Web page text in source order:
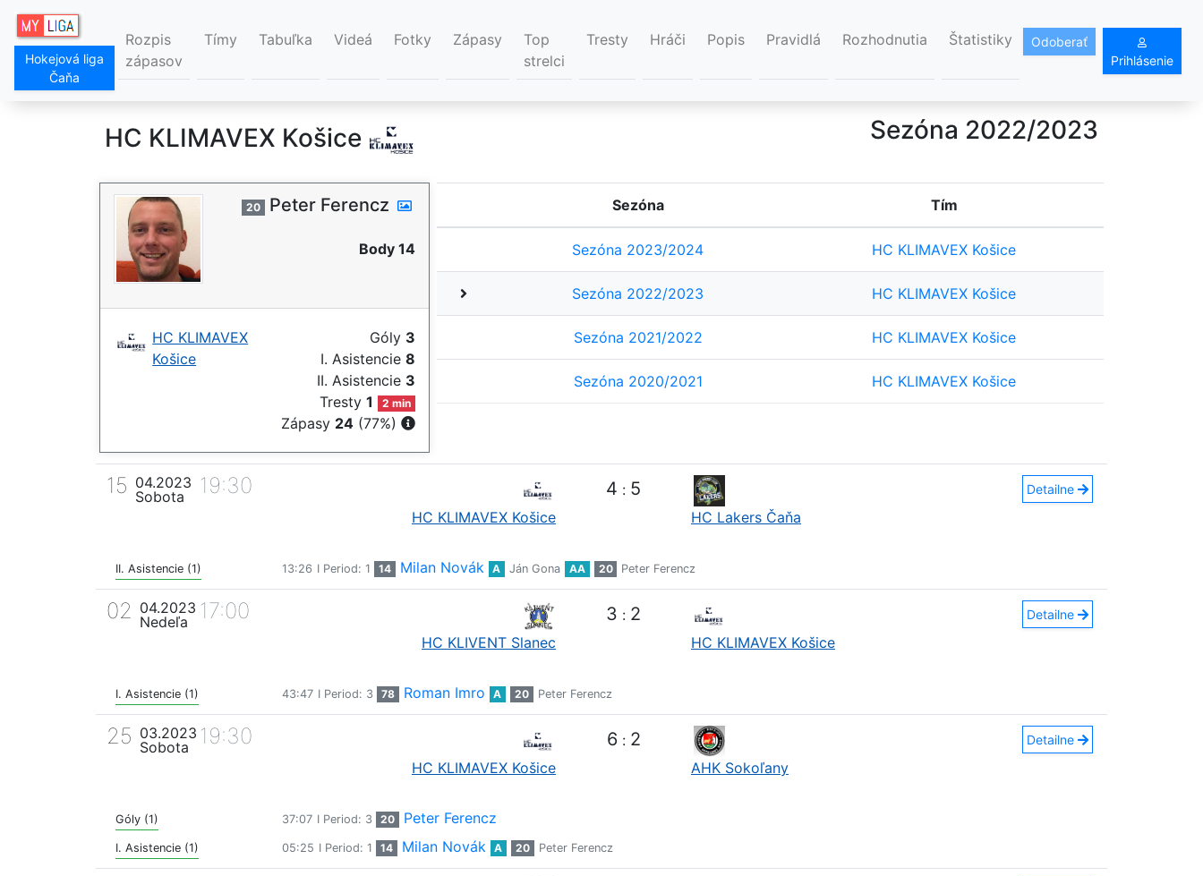
Hokejová liga
Čaňa
Rozpis
zápasov
Tímy Tabuľka Videá Fotky Zápasy
Top
strelci
Tresty Hráči Popis Pravidlá Rozhodnutia Štatistiky
Odoberať
Prihlásenie
HC KLIMAVEX Košice Sezóna 2022/2023
20 Peter Ferencz
Body 14
HC KLIMAVEX
Košice
Góly 3
I. Asistencie 8
II. Asistencie 3
Tresty1 2 min
Zápasy 24 (77%)
Sezóna Tím
Sezóna 2023/2024 HC KLIMAVEX Košice
Sezóna 2022/2023 HC KLIMAVEX Košice
Sezóna 2021/2022 HC KLIMAVEX Košice
Sezóna 2020/2021 HC KLIMAVEX Košice
15 04.2023
Sobota
19:30
HC KLIMAVEX Košice
4 : 5
HC Lakers Čaňa
Detailne
II. Asistencie (1) 13:26 I Period: 1 14 Milan Novák A Ján Gona AA 20 Peter Ferencz
02 04.2023
Nedeľa
17:00
HC KLIVENT Slanec
3 : 2
HC KLIMAVEX Košice
Detailne
I. Asistencie (1) 43:47 I Period: 3 78 Roman Imro A 20 Peter Ferencz
25 03.2023
Sobota
19:30
HC KLIMAVEX Košice
6 : 2
AHK Sokoľany
Detailne
Góly (1) 37:07 I Period: 3 20 Peter Ferencz
I. Asistencie (1) 05:25 I Period: 1 14 Milan Novák A 20 Peter Ferencz